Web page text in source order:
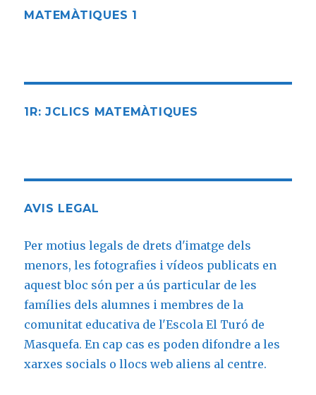
MATEMÀTIQUES 1
1R: JCLICS MATEMÀTIQUES
AVIS LEGAL
Per motius legals de drets d'imatge dels
menors, les fotografies i vídeos publicats en
aquest bloc són per a ús particular de les
famílies dels alumnes i membres de la
comunitat educativa de l'Escola El Turó de
Masquefa. En cap cas es poden difondre a les
xarxes socials o llocs web aliens al centre.